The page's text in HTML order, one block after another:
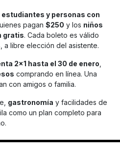
estudiantes y personas con
pagan $250 y los niños
gratis. Cada boleto es válido
, a libre elección del asistente.
2×1 hasta el 30 de enero
comprando en línea. Una
con amigos o familia.
gastronomía y facilidades de
como un plan completo para